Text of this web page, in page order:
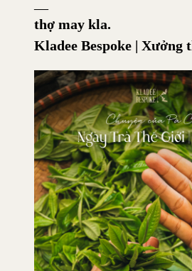
thợ may kla.
Kladee Bespoke | Xưởng